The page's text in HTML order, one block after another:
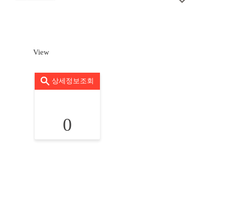
View
상세정보조회
0